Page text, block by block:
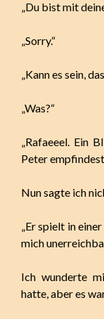
„Du bist mit
„Sorry.“
„Kann es sein,
„Was?“
„Rafaeeel. Ein
Peter
Nun sagte ich
„Er spielt in
mich
Ich wunderte
hatte, aber es